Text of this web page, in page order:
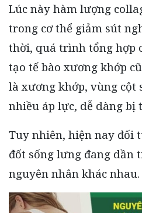
Lúc này hàm lượng
trong cơ thể giảm sút
thời, quá trình tổng hợp
tạo tế bào xương khớp
là xương khớp, vùng cột
nhiều áp lực, dễ dàng bị
Tuy nhiên, hiện nay đối
đốt sống lưng đang dần
nguyên nhân khác